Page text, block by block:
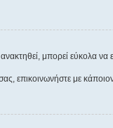
μπορεί εύκολα να
επικοινωνήστε με